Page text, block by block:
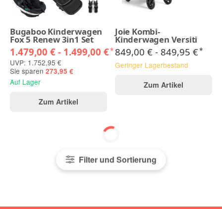
Filter und Sortierung
Bugaboo Kinderwagen
Fox 5 Renew 3in1 Set
1.479,00 € - 1.499,00 €*
UVP: 1.752,95 €
Sie sparen 273,95 €
Auf Lager
Zum Artikel
Joie Kombi-
Kinderwagen Versiti
849,00 € - 849,95 €*
Geringer Lagerbestand
Zum Artikel